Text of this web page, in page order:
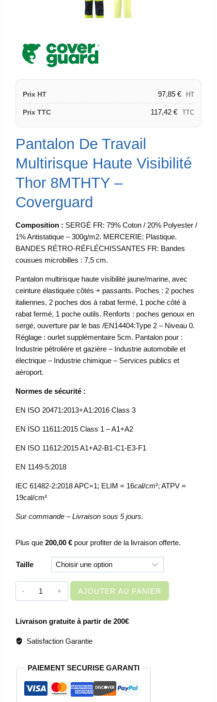
Prix HT 97,85 € HT
Prix TTC 117,42 € TTC
Pantalon De Travail
Multirisque Haute Visibilité
Thor 8MTHTY –
Coverguard
Composition : SERGÉ FR: 79% Coton / 20% Polyester /
1% Antistatique – 300g/m2. MERCERIE: Plastique.
BANDES RÉTRO-RÉFLÉCHISSANTES FR: Bandes
cousues microbilles : 7,5 cm.
Pantalon multirisque haute visibilité jaune/marine, avec
ceinture élastiquée côtés + passants. Poches : 2 poches
italiennes, 2 poches dos à rabat fermé, 1 poche côté à
rabat fermé, 1 poche outils. Renforts : poches genoux en
sergé, ouverture par le bas /EN14404:Type 2 – Niveau 0.
Réglage : ourlet supplémentaire 5cm. Pantalon pour :
Industrie pétrolière et gazière – Industrie automobile et
électrique – Industrie chimique – Services publics et
aéroport.
Normes de sécurité :
EN ISO 20471:2013+A1:2016 Class 3
EN ISO 11611:2015 Class 1 – A1+A2
EN ISO 11612:2015 A1+A2-B1-C1-E3-F1
EN 1149-5:2018
IEC 61482-2:2018 APC=1; ELIM = 16cal/cm²; ATPV =
19cal/cm²
Sur commande – Livraison sous 5 jours.
Plus que 200,00 € pour profiter de la livraison offerte.
Taille
quantité
DE
-
DE
TRAVAIL
MULTIRISQUE
AJOUTER AU PANIER
Livraison gratuite à partir de 200€
Satisfaction Garantie
PAIEMENT SECURISE GARANTI